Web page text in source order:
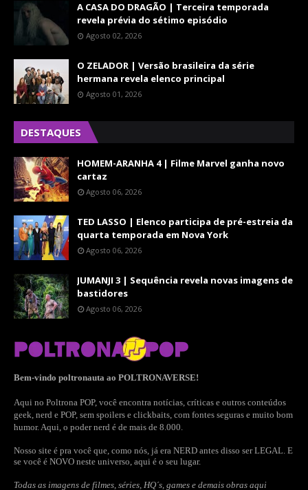
A CASA DO DRAGÃO | Terceira temporada
revela prévia do sétimo episódio
Agosto 02, 2026
O ZELADOR | Versão brasileira da série
hermana revela elenco principal
Agosto 01, 2026
DESTAQUES
HOMEM-ARANHA 4 | Filme Marvel ganha novo
cartaz
Agosto 06, 2026
TED LASSO | Elenco participa de pré-estreia da
quarta temporada em Nova York
Agosto 06, 2026
JUMANJI 3 | Sequência revela novas imagens de
bastidores
Agosto 06, 2026
Bem-vindo poltronauta ao POLTRONAVERSE!
Aqui no Poltrona POP, você encontra notícias, críticas e outros conteúdos
geek, nerd e POP, sem spoilers e clickbaits, com fontes seguras e muito bom
humor. Aqui, o poder nerd é de mais de 8.000.
Nosso site é pra você que, como nós, já era NERD antes disso ser LEGAL. E
se você é NOVO neste universo, aqui é o seu lugar.
Todas as imagens de filmes, séries, HQ´s, games e demais obras aqui